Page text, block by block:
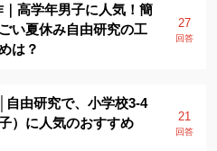
｜高学年男子に人気！簡
い夏休み自由研究の工
は？
27
回答
自由研究で、小学校3-4
）に人気のおすすめ
21
回答